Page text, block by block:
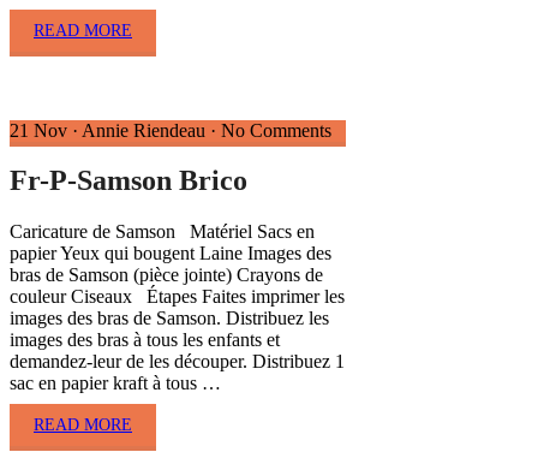
READ MORE
21 Nov · Annie Riendeau · No Comments
Fr-P-Samson Brico
Caricature de Samson Matériel Sacs en
papier Yeux qui bougent Laine Images des
bras de Samson (pièce jointe) Crayons de
couleur Ciseaux Étapes Faites imprimer les
images des bras de Samson. Distribuez les
images des bras à tous les enfants et
demandez-leur de les découper. Distribuez 1
sac en papier kraft à tous …
READ MORE